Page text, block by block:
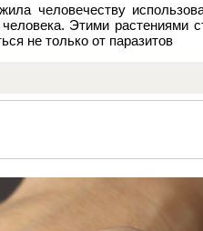
человечеству
Этими растениями
не только от паразитов